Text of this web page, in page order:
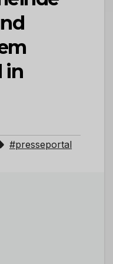
in
#presseportal